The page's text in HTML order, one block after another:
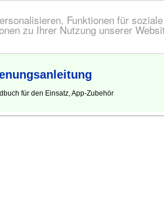
Funktionen für
zu Ihrer Nutzung unserer
für den Einsatz, App-Zubehör